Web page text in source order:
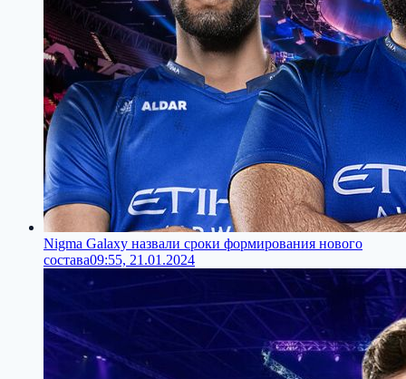
Nigma Galaxy назвали сроки формирования нового
состава09:55, 21.01.2024